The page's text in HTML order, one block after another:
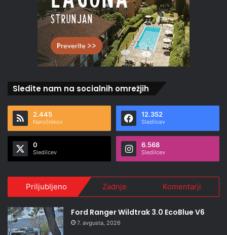
Sledite nam na socialnih omrežjih
2.445
Naročnikov
12.352
Sledilcev
0
Sledilcev
6.568
Sledilcev
Priljubljeno Zadnje Komentarji
Ford Ranger Wildtrak 3.0 EcoBlue V6
7. avgusta, 2026